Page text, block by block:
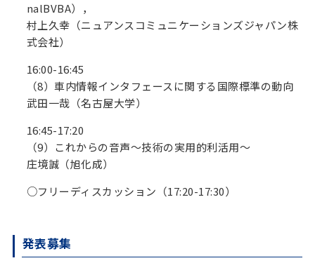
nalBVBA），
村上久幸（ニュアンスコミュニケーションズジャパン株
式会社）
16:00-16:45
（8）車内情報インタフェースに関する国際標準の動向
武田一哉（名古屋大学）
16:45-17:20
（9）これからの音声～技術の実用的利活用～
庄境誠（旭化成）
○フリーディスカッション（17:20-17:30）
発表募集